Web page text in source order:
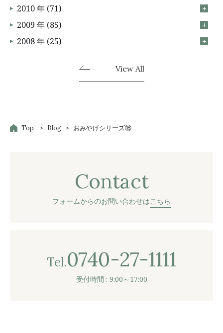
2010 年 (71)
2009 年 (85)
2008 年 (25)
View All
Top Blog おみやげシリーズ⑯
Contact
フォームからのお問い合わせはこちら
Tel.0740-27-1111
受付時間 : 9:00～17:00